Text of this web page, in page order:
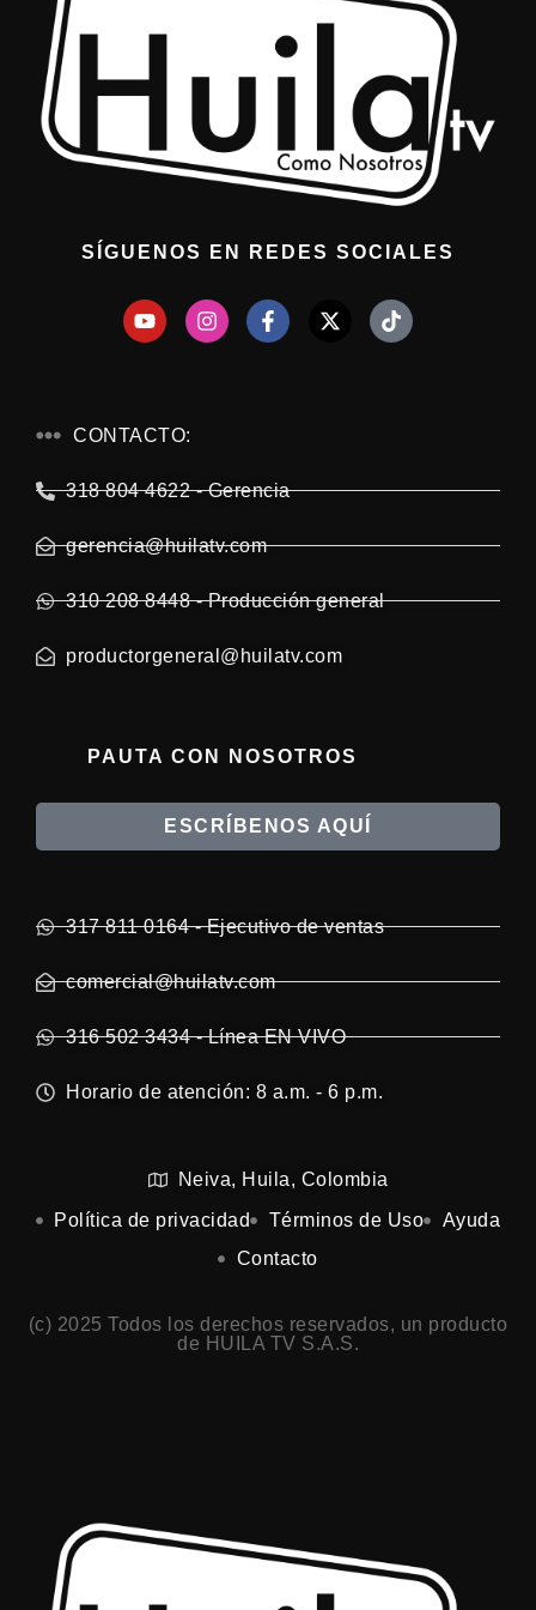
SÍGUENOS EN REDES SOCIALES
CONTACTO:
318 804 4622 - Gerencia
gerencia@huilatv.com
310 208 8448 - Producción general
productorgeneral@huilatv.com
PAUTA CON NOSOTROS
ESCRÍBENOS AQUÍ
317 811 0164 - Ejecutivo de ventas
comercial@huilatv.com
316 502 3434 - Línea EN VIVO
Horario de atención: 8 a.m. - 6 p.m.
Neiva, Huila, Colombia
Política de privacidad
Términos de Uso
Ayuda
Contacto
(c) 2025 Todos los derechos reservados, un producto
de HUILA TV S.A.S.